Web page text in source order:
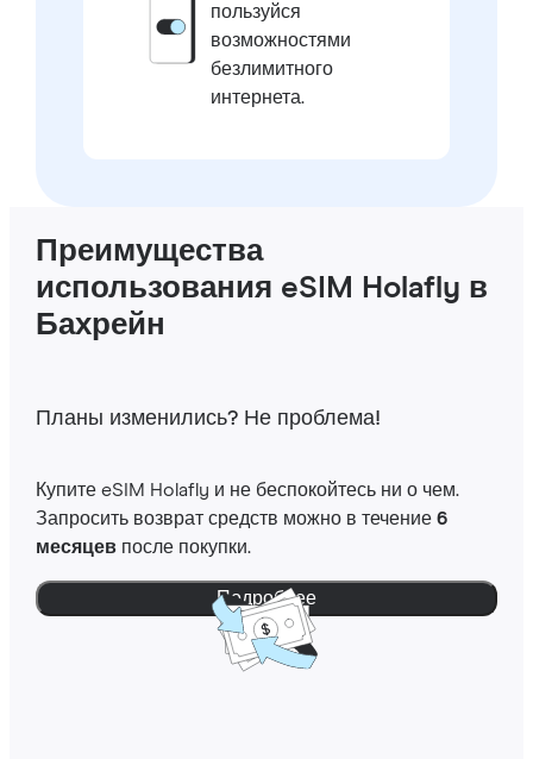
пользуйся
возможностями
безлимитного
интернета.
Преимущества
использования eSIM Holafly в
Бахрейн
Планы изменились? Не проблема!
Купите eSIM Holafly и не беспокойтесь ни о чем.
Запросить возврат средств можно в течение 6
месяцевпосле покупки.
Подробнее